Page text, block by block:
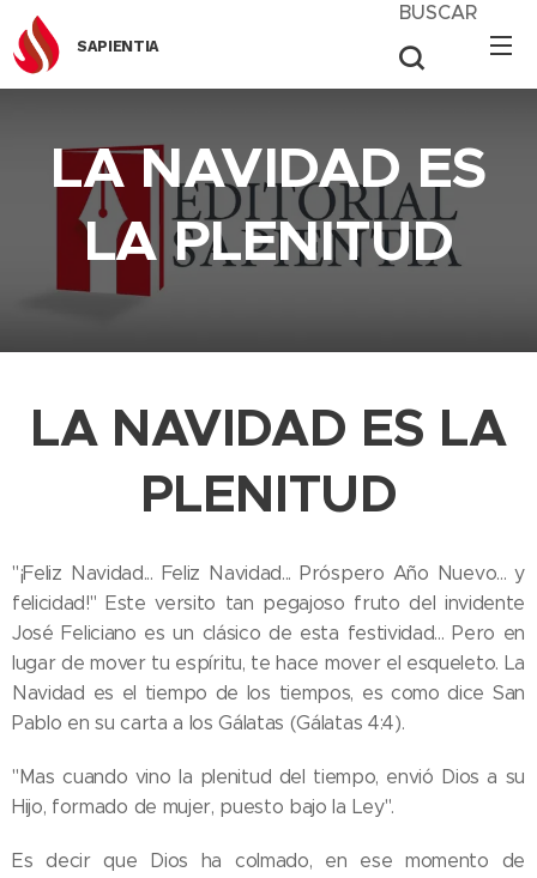
SAPIENTIA
BUSCAR
LA NAVIDAD ES
LA PLENITUD
LA NAVIDAD ES LA
PLENITUD
"¡Feliz Navidad... Feliz Navidad... Próspero Año Nuevo... y
felicidad!" Este versito tan pegajoso fruto del invidente
José Feliciano es un clásico de esta festividad... Pero en
lugar de mover tu espíritu, te hace mover el esqueleto. La
Navidad es el tiempo de los tiempos, es como dice San
Pablo en su carta a los Gálatas (Gálatas 4:4).
"Mas cuando vino la plenitud del tiempo, envió Dios a su
Hijo, formado de mujer, puesto bajo la Ley".
Es decir que Dios ha colmado, en ese momento de